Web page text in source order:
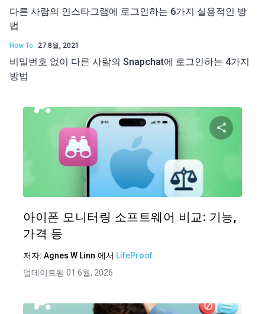
다른 사람의 인스타그램에 로그인하는 6가지 실용적인 방
법
How To 27 8월, 2021
비밀번호 없이 다른 사람의 Snapchat에 로그인하는 4가지
방법
아이폰 모니터링 소프트웨어 비교: 기능,
가격 등
저자: Agnes W Linn 에서 LifeProof
업데이트됨 01 6월, 2026